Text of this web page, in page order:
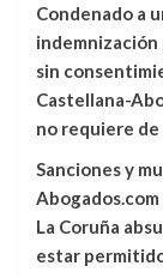
Condenado a
indemnización
sin
Castellana-
no requiere
Sanciones y
Abogados.com
La Coruña
estar